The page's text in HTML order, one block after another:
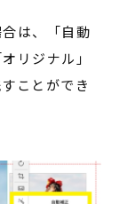
は、「自動
リジナル」
ことができ